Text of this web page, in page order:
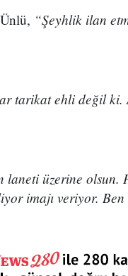
“Şeyhlik ilan
tarikat ehli değil ki.
üzerine olsun.
imajı veriyor.